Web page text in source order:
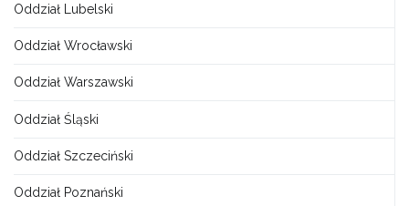
Oddział Lubelski
Oddział Wrocławski
Oddział Warszawski
Oddział Śląski
Oddział Szczeciński
Oddział Poznański